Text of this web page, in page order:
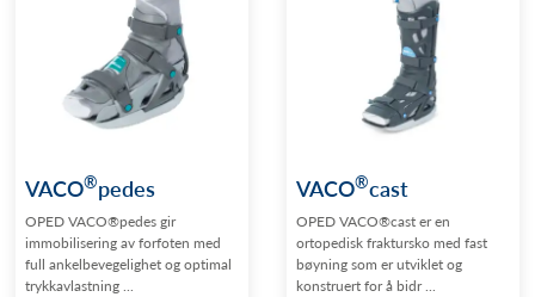
VACO®pedes
OPED VACO®pedes gir
immobilisering av forfoten med
full ankelbevegelighet og optimal
trykkavlastning ...
VACO®cast
OPED VACO®cast er en
ortopedisk fraktursko med fast
bøyning som er utviklet og
konstruert for å bidr ...